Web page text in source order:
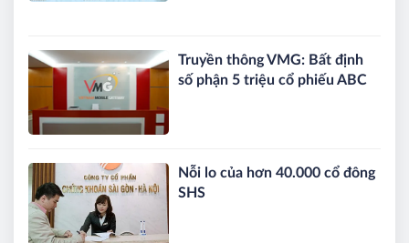
Truyền thông VMG: Bất định
số phận 5 triệu cổ phiếu ABC
Nỗi lo của hơn 40.000 cổ đông
SHS